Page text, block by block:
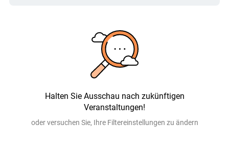
Halten Sie Ausschau nach zukünftigen
Veranstaltungen!
oder versuchen Sie, Ihre Filtereinstellungen zu ändern